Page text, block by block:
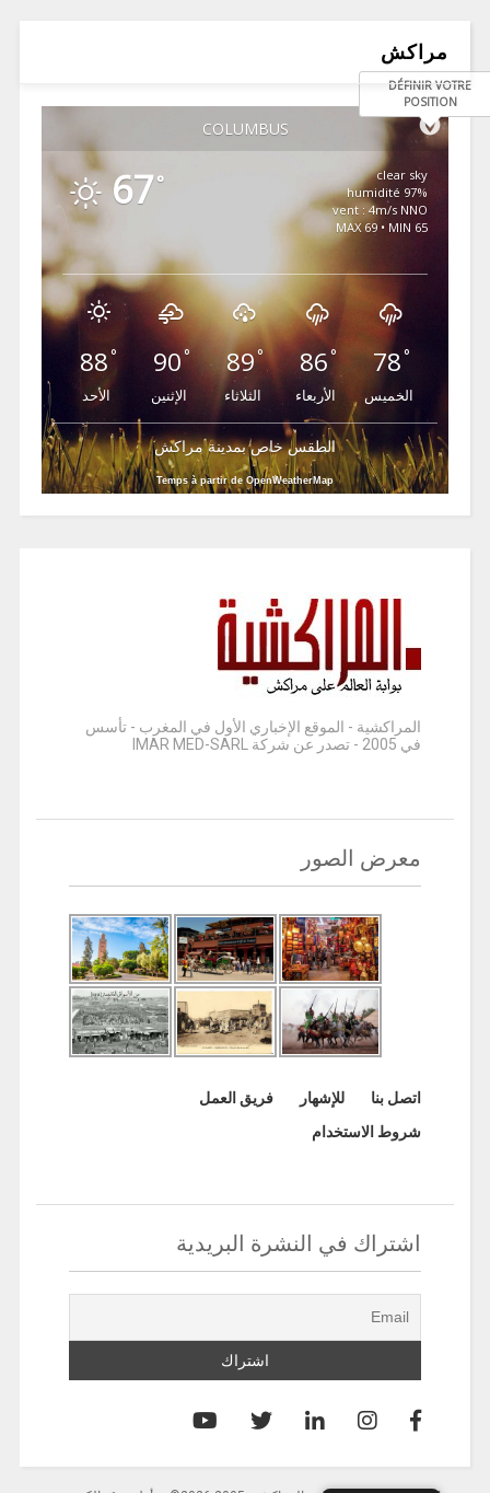
مراكش
COLUMBUS
DÉFINIR VOTRE
POSITION
67 °
clear sky
97% humidité
vent : 4m/s NNO
MAX 69 • MIN 65
88°
الأحد
90°
الإثنين
89°
الثلاثاء
86°
الأربعاء
78°
الخميس
الطقس خاص بمدينة مراكش
Temps à partir de OpenWeatherMap
المراكشية - الموقع الإخباري الأول في المغرب - تأسس
في 2005 - تصدر عن شركة IMAR MED-SARL
معرض الصور
اتصل بنا للإشهار
فريق العمل
شروط الاستخدام
اشتراك في النشرة البريدية